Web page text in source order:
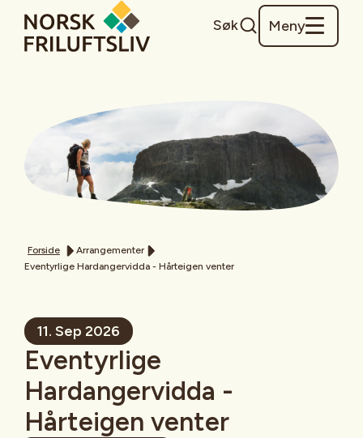
Søk Meny
Forside
Arrangementer
Eventyrlige Hardangervidda - Hårteigen venter
11. Sep 2026
Eventyrlige
Hardangervidda -
Hårteigen venter